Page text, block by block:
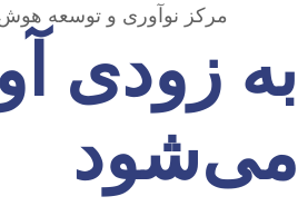
مرکز نوآوری و توسعه
به زودی
می‌شود